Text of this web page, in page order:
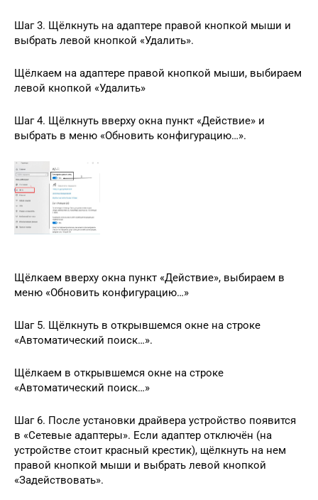
Шаг 3. Щёлкнуть на адаптере правой кнопкой мыши и
выбрать левой кнопкой «Удалить».
Щёлкаем на адаптере правой кнопкой мыши, выбираем
левой кнопкой «Удалить»
Шаг 4. Щёлкнуть вверху окна пункт «Действие» и
выбрать в меню «Обновить конфигурацию…».
Щёлкаем вверху окна пункт «Действие», выбираем в
меню «Обновить конфигурацию…»
Шаг 5. Щёлкнуть в открывшемся окне на строке
«Автоматический поиск…».
Щёлкаем в открывшемся окне на строке
«Автоматический поиск…»
Шаг 6. После установки драйвера устройство появится
в «Сетевые адаптеры». Если адаптер отключён (на
устройстве стоит красный крестик), щёлкнуть на нем
правой кнопкой мыши и выбрать левой кнопкой
«Задействовать».